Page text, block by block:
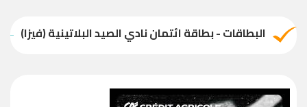
البطاقات - بطاقة ائتمان نادي الصيد البلاتينية (فيزا)